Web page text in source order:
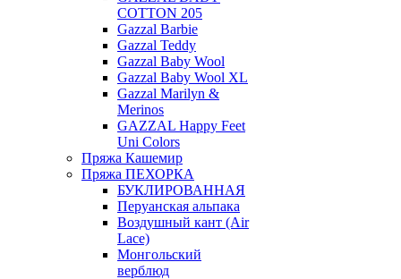
COTTON 205
Gazzal Barbie
Gazzal Teddy
Gazzal Baby Wool
Gazzal Baby Wool XL
Gazzal Marilyn &
Merinos
GAZZAL Happy Feet
Uni Colors
Пряжа Кашемир
Пряжа ПЕХОРКА
БУКЛИРОВАННАЯ
Перуанская альпака
Воздушный кант (Air
Lace)
Монгольский
верблюд